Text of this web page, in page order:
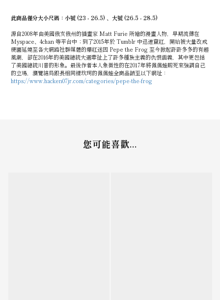
此商品僅分大小尺碼：小號 (23 - 26.5) 、大號 (26.5 - 28.5)
源自2008年由美國俄亥俄州的插畫家 Matt Furie 所繪的漫畫人物，早期流傳在
Myspace、4chan 等平台中；到了2015年於 Tumblr 中迅速竄紅，開始被大量改成
梗圖延燒至各大網路社群媒體的爆紅迷因 Pepe the Frog 至今掀起許許多多的有趣
風潮，卻在2016年的美國總統大選牽扯上了許多種族主義的仇恨涵義，其中更包括
了美國總統川普的形象。最後作者本人象徵性的在2017年將佩佩蛙賜死來強調自己
的立場，瀏覽結局跟長相同樣坎坷的佩佩蛙全商品請至以下網址：
https://www.hacken07jr.com/categories/pepe-the-frog
您可能喜歡...